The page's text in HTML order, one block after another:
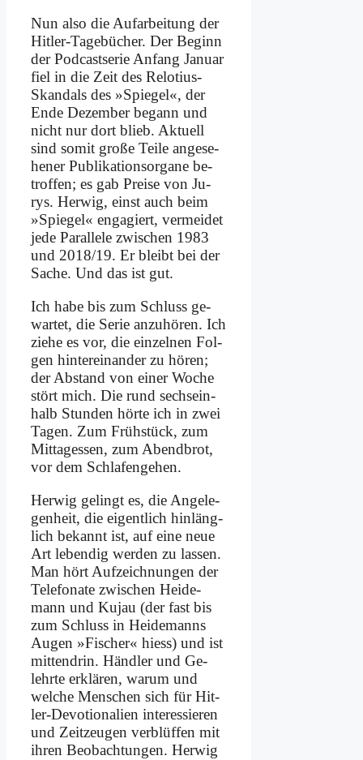
Nun al­so die Auf­ar­bei­tung der
Hit­ler-Ta­ge­bü­cher. Der Be­ginn
der Pod­cast­se­rie An­fang Ja­nu­ar
fiel in die Zeit des Re­lo­ti­us-
Skan­dals des »Spie­gel«, der
En­de De­zem­ber be­gann und
nicht nur dort blieb. Ak­tu­ell
sind so­mit gro­ße Tei­le an­ge­se­
he­ner Pu­bli­ka­ti­ons­or­ga­ne be­
trof­fen; es gab Prei­se von Ju­
rys. Her­wig, einst auch beim
»Spie­gel« en­ga­giert, ver­mei­det
je­de Par­al­le­le zwi­schen 1983
und 2018/19. Er bleibt bei der
Sa­che. Und das ist gut.
Ich ha­be bis zum Schluss ge­
war­tet, die Se­rie an­zu­hö­ren. Ich
zie­he es vor, die ein­zel­nen Fol­
gen hin­ter­ein­an­der zu hö­ren;
der Ab­stand von ei­ner Wo­che
stört mich. Die rund sechs­ein­
halb Stun­den hör­te ich in zwei
Ta­gen. Zum Früh­stück, zum
Mit­tag­essen, zum Abend­brot,
vor dem Schla­fen­ge­hen.
Her­wig ge­lingt es, die An­ge­le­
gen­heit, die ei­gent­lich hin­läng­
lich be­kannt ist, auf ei­ne neue
Art le­ben­dig wer­den zu las­sen.
Man hört Auf­zeich­nun­gen der
Te­le­fo­na­te zwi­schen Hei­de­
mann und Ku­jau (der fast bis
zum Schluss in Hei­de­manns
Au­gen »Fi­scher« hiess) und ist
mit­ten­drin. Händ­ler und Ge­
lehr­te er­klä­ren, war­um und
wel­che Men­schen sich für Hit­
ler-De­vo­tio­na­li­en in­ter­es­sie­ren
und Zeit­zeu­gen ver­blüf­fen mit
ih­ren Be­ob­ach­tun­gen. Her­wig